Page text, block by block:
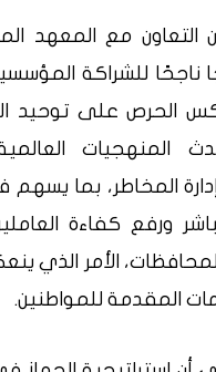
التعاون مع المعهد
ناجحًا للشراكة
الحرص على توحيد
المنهجيات
المخاطر، بما
ورفع كفاءة
الأمر الذي
المقدمة للمواطنين.